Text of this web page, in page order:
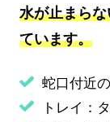
水が止まら
ています。
蛇口付近
トレイ：